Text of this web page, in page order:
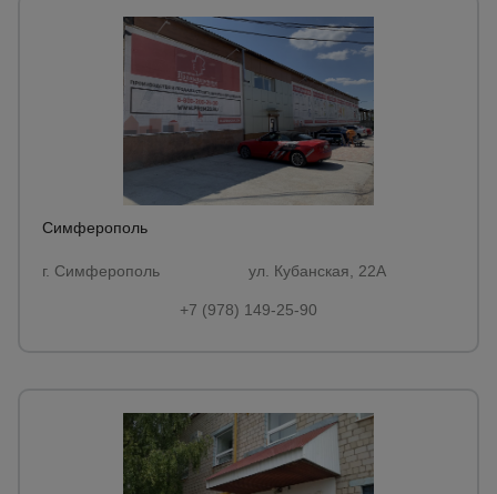
Симферополь
г. Симферополь ул. Кубанская, 22А
+7 (978) 149-25-90